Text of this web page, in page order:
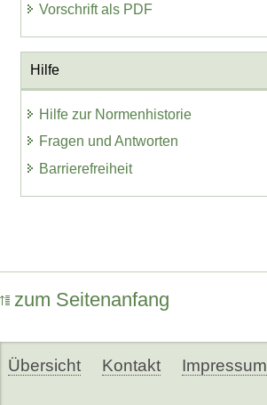
Vorschrift als PDF
Hilfe
Hilfe zur Normenhistorie
Fragen und Antworten
Barrierefreiheit
zum Seitenanfang
Übersicht Kontakt Impressum